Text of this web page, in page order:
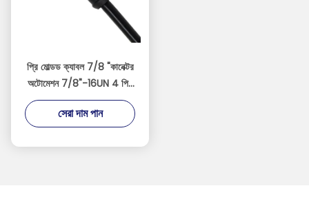
প্রি মোল্ডড ক্যাবল 7/8 "কানেক্টর
অটোমেশন 7/8"-16UN 4 পিন
পুরুষ জলরোধী
সেরা দাম পান